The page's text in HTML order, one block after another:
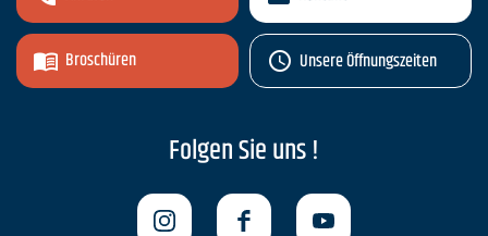
Broschüren Unsere Öffnungszeiten
Folgen Sie uns !